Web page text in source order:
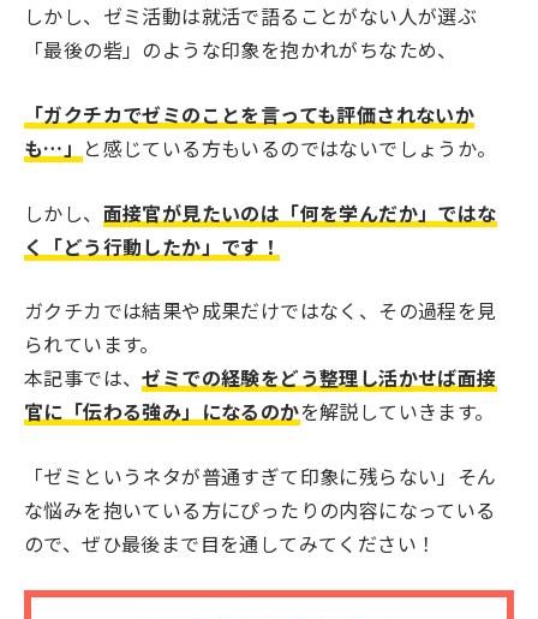
しかし、ゼミ活動は就活で語ることがない人が選ぶ
「最後の砦」のような印象を抱かれがちなため、
「ガクチカでゼミのことを言っても評価されないか
も…」 と感じている方もいるのではないでしょうか。
しかし、 面接官が見たいのは「何を学んだか」ではな
く「どう行動したか」です！
ガクチカでは結果や成果だけではなく、その過程を見
られています。
本記事では、ゼミでの経験をどう整理し活かせば面接
官に「伝わる強み」になるのかを解説していきます。
「ゼミというネタが普通すぎて印象に残らない」そん
な悩みを抱いている方にぴったりの内容になっている
ので、ぜひ最後まで目を通してみてください！